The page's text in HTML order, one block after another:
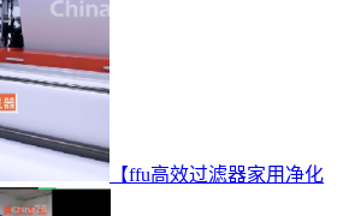
【ffu高效过滤器家用净化